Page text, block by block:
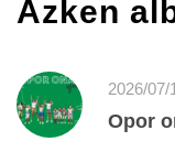
Azken
2026/07/
Opor